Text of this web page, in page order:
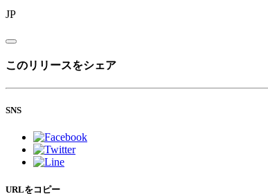
JP
このリリースをシェア
SNS
URLをコピー